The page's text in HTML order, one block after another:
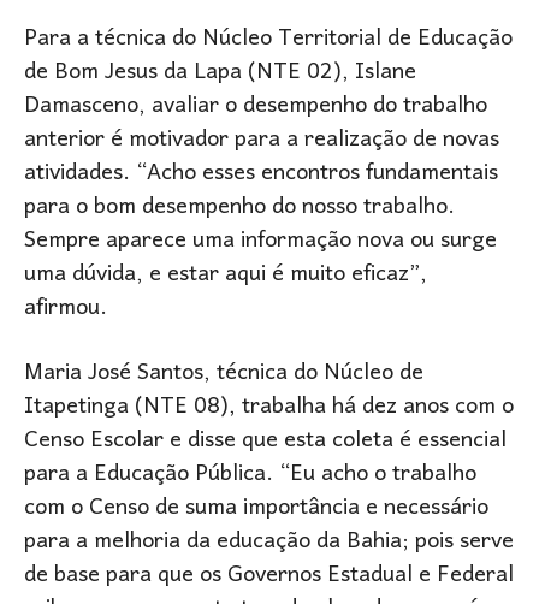
Para a técnica do Núcleo Territorial de Educação
de Bom Jesus da Lapa (NTE 02), Islane
Damasceno, avaliar o desempenho do trabalho
anterior é motivador para a realização de novas
atividades. “Acho esses encontros fundamentais
para o bom desempenho do nosso trabalho.
Sempre aparece uma informação nova ou surge
uma dúvida, e estar aqui é muito eficaz”,
afirmou.
Maria José Santos, técnica do Núcleo de
Itapetinga (NTE 08), trabalha há dez anos com o
Censo Escolar e disse que esta coleta é essencial
para a Educação Pública. “Eu acho o trabalho
com o Censo de suma importância e necessário
para a melhoria da educação da Bahia; pois serve
de base para que os Governos Estadual e Federal